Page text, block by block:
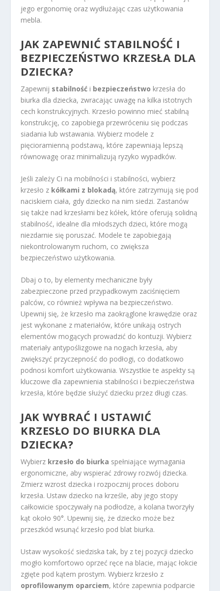
jego ergonomię oraz wydłużając czas użytkowania
mebla.
JAK ZAPEWNIĆ STABILNOŚĆ I
BEZPIECZEŃSTWO KRZESŁA DLA
DZIECKA?
Zapewnij stabilność i bezpieczeństwo krzesła do
biurka dla dziecka, zwracając uwagę na kilka istotnych
cech konstrukcyjnych. Krzesło powinno mieć stabilną
konstrukcję, co zapobiega przewróceniu się podczas
siadania lub wstawania. Wybierz modele z
pięcioramienną podstawą, które zapewniają lepszą
równowagę oraz minimalizują ryzyko wypadków.
Jeśli zależy Ci na mobilności i stabilności, wybierz
krzesło z kółkami z blokadą, które zatrzymują się pod
naciskiem ciała, gdy dziecko na nim siedzi. Zastanów
się także nad krzesłami bez kółek, które oferują solidną
stabilność, idealne dla młodszych dzieci, które mogą
niezdarnie się poruszać. Modele te zapobiegają
niekontrolowanym ruchom, co zwiększa
bezpieczeństwo użytkowania.
Dbaj o to, by elementy mechaniczne były
zabezpieczone przed przypadkowym zaciśnięciem
palców, co również wpływa na bezpieczeństwo.
Upewnij się, że krzesło ma zaokrąglone krawędzie oraz
jest wykonane z materiałów, które unikają ostrych
elementów mogących prowadzić do kontuzji. Wybierz
materiały antypoślizgowe na nogach krzesła, aby
zwiększyć przyczepność do podłogi, co dodatkowo
podnosi komfort użytkowania. Wszystkie te aspekty są
kluczowe dla zapewnienia stabilności i bezpieczeństwa
krzesła, które będzie służyć dziecku przez długi czas.
JAK WYBRAĆ I USTAWIĆ
KRZESŁO DO BIURKA DLA
DZIECKA?
Wybierz krzesło do biurka spełniające wymagania
ergonomiczne, aby wspierać zdrowy rozwój dziecka.
Zmierz wzrost dziecka i rozpocznij proces doboru
krzesła. Ustaw dziecko na krześle, aby jego stopy
całkowicie spoczywały na podłodze, a kolana tworzyły
kąt około 90°. Upewnij się, że dziecko może bez
przeszkód wsunąć krzesło pod blat biurka.
Ustaw wysokość siedziska tak, by z tej pozycji dziecko
mogło komfortowo oprzeć ręce na blacie, mając łokcie
zgięte pod kątem prostym. Wybierz krzesło z
oprofilowanym oparciem, które zapewnia podparcie